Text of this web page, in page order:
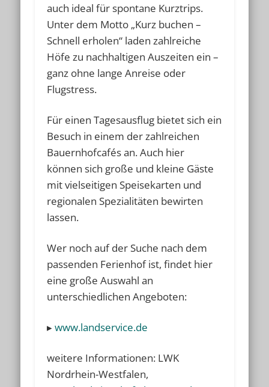
auch ideal für spontane Kurztrips.
Unter dem Motto „Kurz buchen –
Schnell erholen“ laden zahlreiche
Höfe zu nachhaltigen Auszeiten ein –
ganz ohne lange Anreise oder
Flugstress.
Für einen Tagesausflug bietet sich ein
Besuch in einem der zahlreichen
Bauernhofcafés an. Auch hier
können sich große und kleine Gäste
mit vielseitigen Speisekarten und
regionalen Spezialitäten bewirten
lassen.
Wer noch auf der Suche nach dem
passenden Ferienhof ist, findet hier
eine große Auswahl an
unterschiedlichen Angeboten:
▸www.landservice.de
weitere Informationen: LWK
Nordrhein-Westfalen,